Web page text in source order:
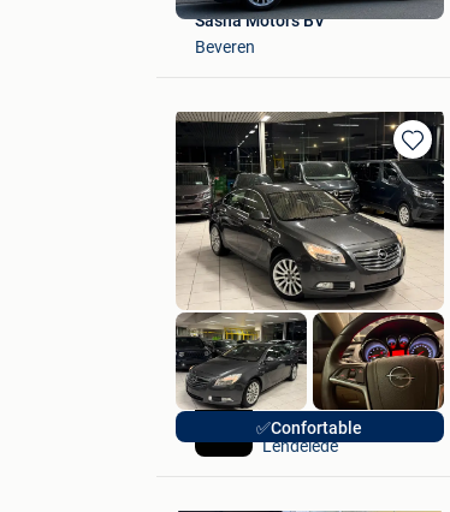
Sasha Motors BV
Beveren
Bewaren
in
Mijn
✅Confortable
Hak Auto
Lendelede